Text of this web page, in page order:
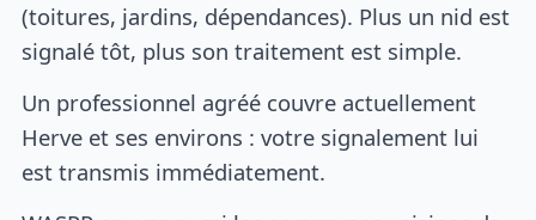
(toitures, jardins, dépendances). Plus un nid est
signalé tôt, plus son traitement est simple.
Un professionnel agréé couvre actuellement
Herve et ses environs : votre signalement lui
est transmis immédiatement.